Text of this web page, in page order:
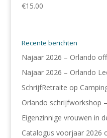
€15.00
Recente berichten
Najaar 2026 – Orlando
Najaar 2026 – Orlando
SchrijfRetraite op
Orlando schrijfworkshop
Eigenzinnige vrouwen in
Catalogus voorjaar 2026